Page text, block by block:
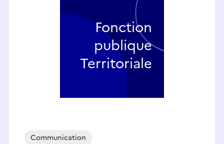
Communication
Fonction
publique
Territoriale